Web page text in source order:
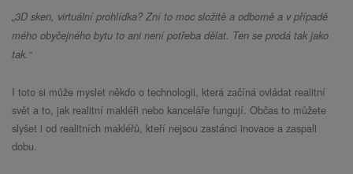
„3D sken, virtuální prohlídka? Zní to moc složitě a odborně a v případě
mého obyčejného bytu to ani není potřeba dělat. Ten se prodá tak jako
tak.“
I toto si může myslet někdo o technologii, která začíná ovládat realitní
svět a to, jak realitní makléři nebo kanceláře fungují. Občas to můžete
slyšet i od realitních makléřů, kteří nejsou zastánci inovace a zaspali
dobu.